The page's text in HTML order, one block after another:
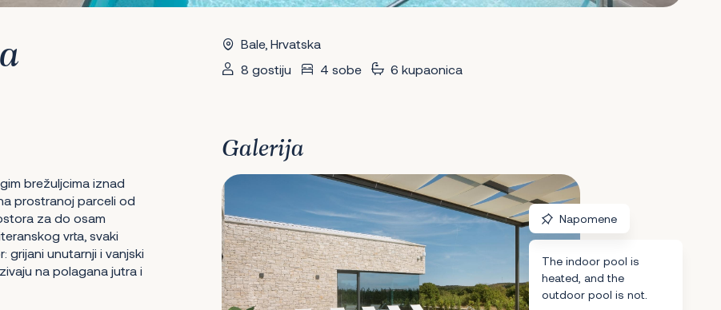
Bale, Hrvatska
8 gostiju
4 sobe 6 kupaonica
brežuljcima iznad
prostranoj parceli od
za do osam
vrta, svaki
grijani unutarnji i vanjski
na polagana jutra i
Napomene
The indoor pool is
heated, and the
outdoor pool is not.
Galerija